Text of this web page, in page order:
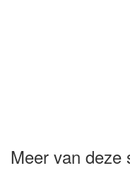
Meer van deze